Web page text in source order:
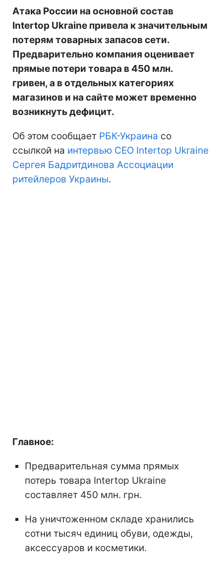
Атака России на основной состав
Intertop Ukraine привела к значительным
потерям товарных запасов сети.
Предварительно компания оценивает
прямые потери товара в 450 млн.
гривен, а в отдельных категориях
магазинов и на сайте может временно
возникнуть дефицит.
Об этом сообщает РБК-Украина со
ссылкой на интервью CEO Intertop Ukraine
Сергея Бадритдинова Ассоциации
ритейлеров Украины.
Главное:
Предварительная сумма прямых
потерь товара Intertop Ukraine
составляет 450 млн. грн.
На уничтоженном складе хранились
сотни тысяч единиц обуви, одежды,
аксессуаров и косметики.